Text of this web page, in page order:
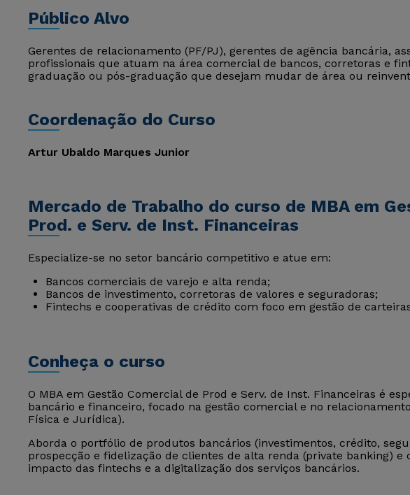
Público Alvo
Gerentes de relacionamento (PF/PJ), gerentes de agência bancária,
profissionais que atuam na área comercial de bancos, corretoras e
graduação ou pós-graduação que desejam mudar de área ou
Coordenação do Curso
Artur Ubaldo Marques Junior
Mercado de Trabalho do curso de MBA em
Prod. e Serv. de Inst. Financeiras
Especialize-se no setor bancário competitivo e atue em:
Bancos comerciais de varejo e alta renda;
Bancos de investimento, corretoras de valores e seguradoras;
Fintechs e cooperativas de crédito com foco em gestão de
Conheça o curso
O MBA em Gestão Comercial de Prod e Serv. de Inst. Financeiras é
bancário e financeiro, focado na gestão comercial e no
Física e Jurídica).
Aborda o portfólio de produtos bancários (investimentos, crédito,
prospecção e fidelização de clientes de alta renda (private banking) e
impacto das fintechs e a digitalização dos serviços bancários.